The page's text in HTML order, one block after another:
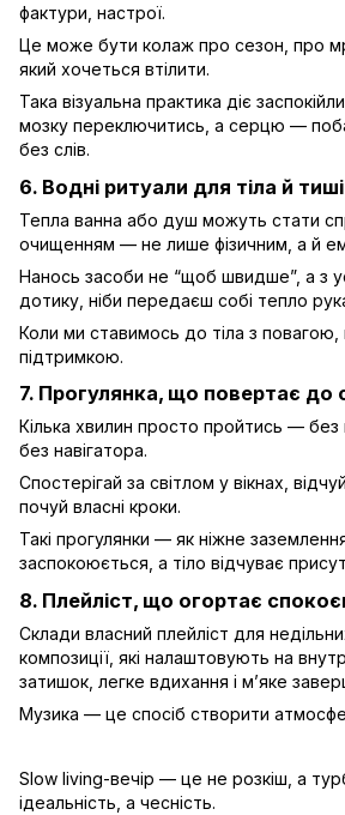
фактури, настрої.
Це може бути колаж про сезон, про
який хочеться втілити.
Така візуальна практика діє
мозку переключитись, а серцю —
без слів.
6. Водні ритуали для тіла й тиші
Тепла ванна або душ можуть стати
очищенням — не лише фізичним, а й
Нанось засоби не “щоб швидше”, а з
дотику, ніби передаєш собі тепло
Коли ми ставимось до тіла з
підтримкою.
7. Прогулянка, що повертає до
Кілька хвилин просто пройтись —
без навігатора.
Спостерігай за світлом у вікнах,
почуй власні кроки.
Такі прогулянки — як ніжне
заспокоюється, а тіло відчуває
8. Плейліст, що огортає
Склади власний плейліст для
композиції, які налаштовують на
затишок, легке вдихання і м’яке
Музика — це спосіб створити
Slow living-вечір — це не розкіш, а
ідеальність, а чесність.